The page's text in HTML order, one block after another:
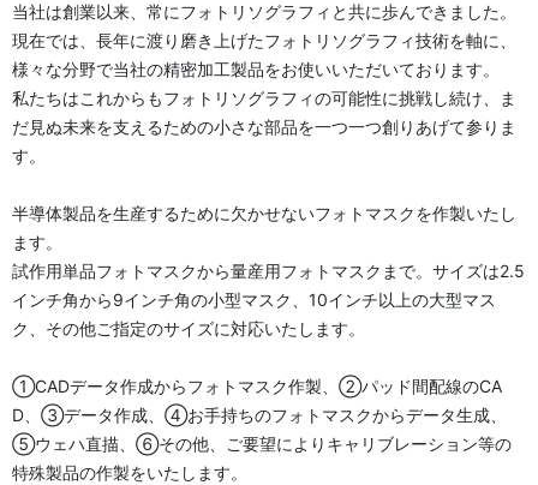
当社は創業以来、常にフォトリソグラフィと共に歩んできました。
現在では、長年に渡り磨き上げたフォトリソグラフィ技術を軸に、
様々な分野で当社の精密加工製品をお使いいただいております。
私たちはこれからもフォトリソグラフィの可能性に挑戦し続け、ま
だ見ぬ未来を支えるための小さな部品を一つ一つ創りあげて参りま
す。
半導体製品を生産するために欠かせないフォトマスクを作製いたし
ます。
試作用単品フォトマスクから量産用フォトマスクまで。サイズは2.5
インチ角から9インチ角の小型マスク、10インチ以上の大型マス
ク、その他ご指定のサイズに対応いたします。
①CADデータ作成からフォトマスク作製、②パッド間配線のCA
D、③データ作成、④お手持ちのフォトマスクからデータ生成、
⑤ウェハ直描、⑥その他、ご要望によりキャリブレーション等の
特殊製品の作製をいたします。